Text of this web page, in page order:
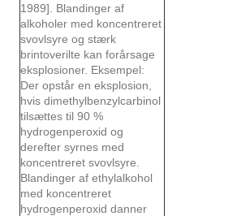
1989]. Blandinger af
alkoholer med koncentreret
svovlsyre og stærk
brintoverilte kan forårsage
eksplosioner. Eksempel:
Der opstår en eksplosion,
hvis dimethylbenzylcarbinol
tilsættes til 90 %
hydrogenperoxid og
derefter syrnes med
koncentreret svovlsyre.
Blandinger af ethylalkohol
med koncentreret
hydrogenperoxid danner